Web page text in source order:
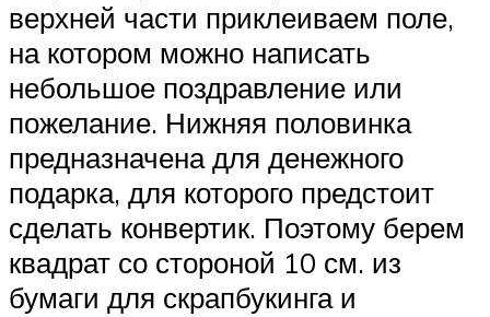
верхней части приклеиваем поле,
на котором можно написать
небольшое поздравление или
пожелание. Нижняя половинка
предназначена для денежного
подарка, для которого предстоит
сделать конвертик. Поэтому берем
квадрат со стороной 10 см. из
бумаги для скрапбукинга и